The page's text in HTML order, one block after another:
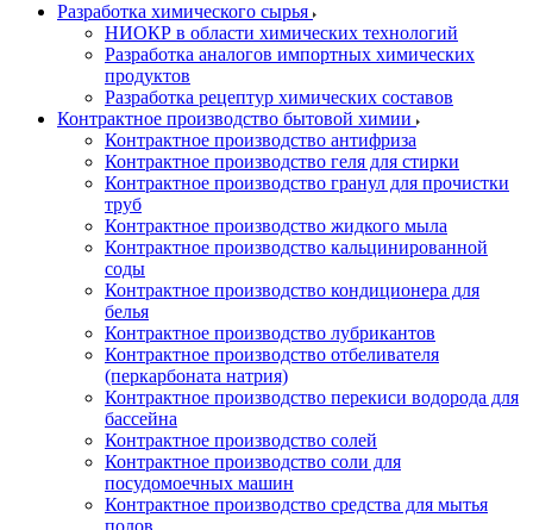
Разработка химического сырья
НИОКР в области химических технологий
Разработка аналогов импортных химических
продуктов
Разработка рецептур химических составов
Контрактное производство бытовой химии
Контрактное производство антифриза
Контрактное производство геля для стирки
Контрактное производство гранул для прочистки
труб
Контрактное производство жидкого мыла
Контрактное производство кальцинированной
соды
Контрактное производство кондиционера для
белья
Контрактное производство лубрикантов
Контрактное производство отбеливателя
(перкарбоната натрия)
Контрактное производство перекиси водорода для
бассейна
Контрактное производство солей
Контрактное производство соли для
посудомоечных машин
Контрактное производство средства для мытья
полов